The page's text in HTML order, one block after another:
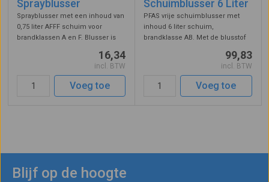
Sprayblusser
Sprayblusser met een inhoud van
0,75 liter AFFF schuim voor
brandklassen A en F. Blusser is
doven van kleine beginnende
branden. Met de blusstof kunnen
vaste stoffen en vetten word ...
16,34
incl. BTW
Voeg toe
Schuimblusser 6 Liter
PFAS vrije schuimblusser met
inhoud 6 liter schuim,
brandklasse AB. Met de blusstof
beginnende branden in vaste
stoffen en vloeistoffen worden
geblust. Voldoet aan de eisen van
NEN 4001, ...
99,83
incl. BTW
Voeg toe
Blijf op de hoogte